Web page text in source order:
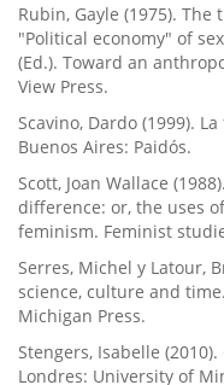
Rubin, Gayle (1975).
"Political economy" of
(Ed.). Toward an
View Press.
Scavino, Dardo (1999).
Buenos Aires: Paidós.
Scott, Joan Wallace
difference: or, the uses
feminism. Feminist
Serres, Michel y Latour,
science, culture and
Michigan Press.
Stengers, Isabelle
Londres: University of